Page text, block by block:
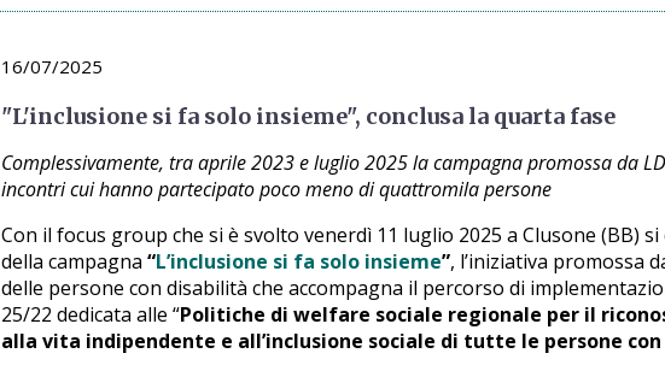
16/07/2025
"L'inclusione si fa solo insieme", conclusa la quarta fase
Complessivamente, tra aprile 2023 e luglio 2025 la campagna promossa da
incontri cui hanno partecipato poco meno di quattromila persone
Con il focus group che si è svolto venerdì 11 luglio 2025 a Clusone (BB)
della campagna “L’inclusione si fa solo insieme”, l’iniziativa promossa
delle persone con disabilità che accompagna il percorso di
25/22 dedicata alle “Politiche di welfare sociale regionale per il
alla vita indipendente e all’inclusione sociale di tutte le persone